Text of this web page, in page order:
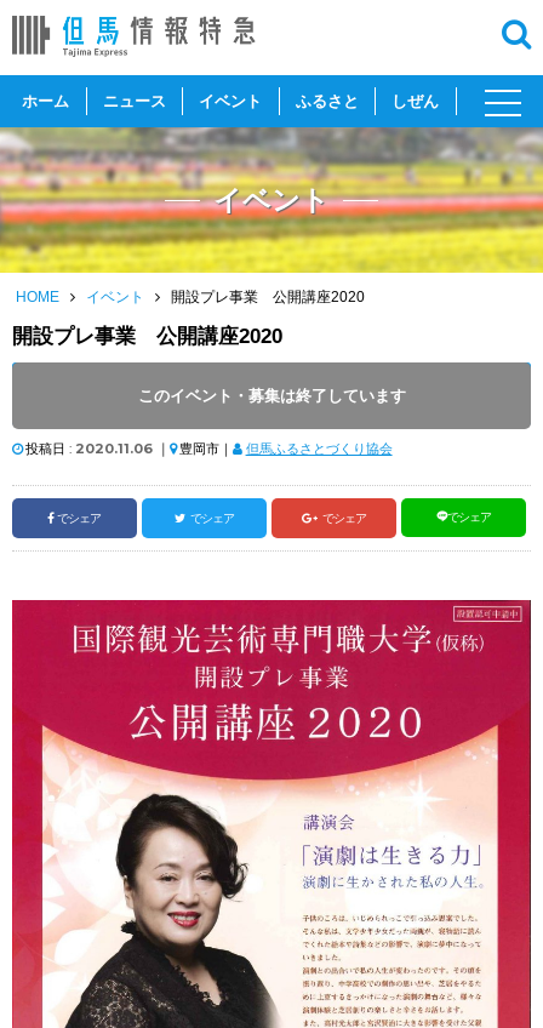
ホーム ニュース イベント ふるさと しぜん
toggle
イベント
HOME イベント 開設プレ事業 公開講座2020
開設プレ事業 公開講座2020
このイベント・募集は終了しています
開催時間 : 13:30（13:00開場）
投稿日 : 2020.11.06 ｜ 豊岡市｜ 但馬ふるさとづくり協会
でシェア でシェア でシェア でシェア